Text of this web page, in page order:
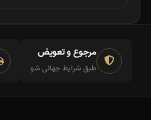
مرجوع و تعویض
طبق شرایط جهانی شو